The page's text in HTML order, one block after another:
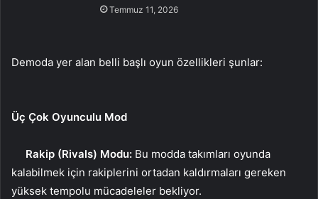
Temmuz 11, 2026
Demoda yer alan belli başlı oyun özellikleri şunlar:
Üç Çok Oyunculu Mod
Rakip (Rivals) Modu: Bu modda takımları oyunda
kalabilmek için rakiplerini ortadan kaldırmaları gereken
yüksek tempolu mücadeleler bekliyor.